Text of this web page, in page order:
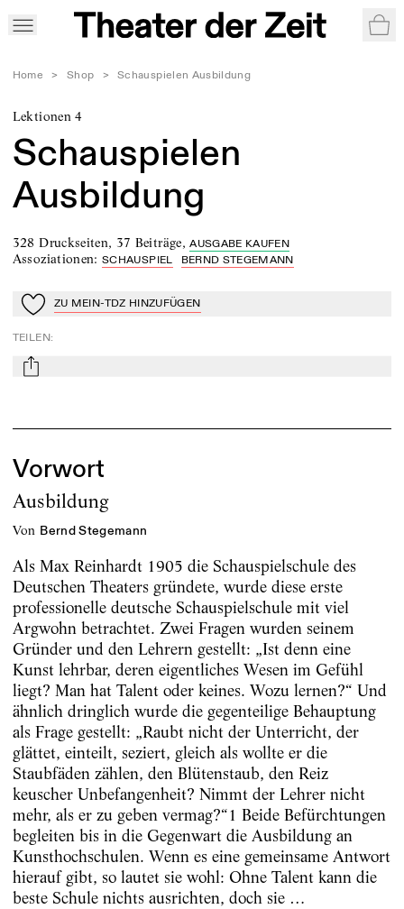
Home > Shop > Schauspielen Ausbildung
Lektionen 4
Schauspielen
Ausbildung
328 Druckseiten, 37 Beiträge,AUSGABE KAUFEN
Assoziationen: SCHAUSPIEL BERND STEGEMANN
Zu Mein-TdZ hinzufügen
ZU MEIN-TDZ HINZUFÜGEN
TEILEN:
mail
Vorwort
Ausbildung
von Bernd Stegemann
Als Max Reinhardt 1905 die Schauspielschule des
Deutschen Theaters gründete, wurde diese erste
professionelle deutsche Schauspielschule mit viel
Argwohn betrachtet. Zwei Fragen wurden seinem
Gründer und den Lehrern gestellt: „Ist denn eine
Kunst lehrbar, deren eigentliches Wesen im Gefühl
liegt? Man hat Talent oder keines. Wozu lernen?“ Und
ähnlich dringlich wurde die gegenteilige Behauptung
als Frage gestellt: „Raubt nicht der Unterricht, der
glättet, einteilt, seziert, gleich als wollte er die
Staubfäden zählen, den Blütenstaub, den Reiz
keuscher Unbefangenheit? Nimmt der Lehrer nicht
mehr, als er zu geben vermag?“1 Beide Befürchtungen
begleiten bis in die Gegenwart die Ausbildung an
Kunsthochschulen. Wenn es eine gemeinsame Antwort
hierauf gibt, so lautet sie wohl: Ohne Talent kann die
beste Schule nichts ausrichten, doch sie …